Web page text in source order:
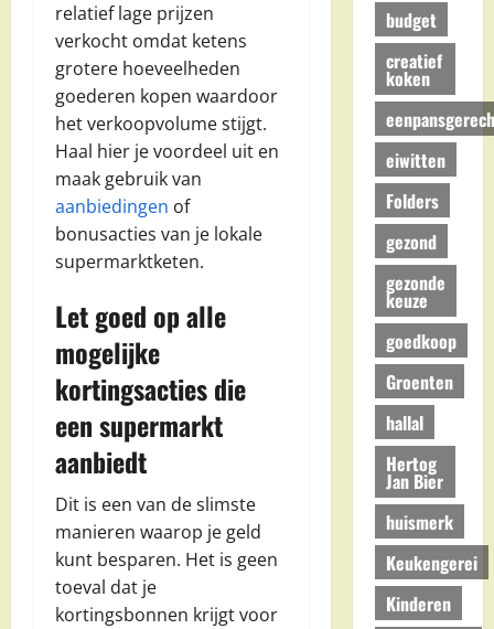
relatief lage prijzen
verkocht omdat ketens
grotere hoeveelheden
goederen kopen waardoor
het verkoopvolume stijgt.
Haal hier je voordeel uit en
maak gebruik van
aanbiedingen of
bonusacties van je lokale
supermarktketen.
Let goed op alle
mogelijke
kortingsacties die
een supermarkt
aanbiedt
Dit is een van de slimste
manieren waarop je geld
kunt besparen. Het is geen
toeval dat je
kortingsbonnen krijgt voor
budget
creatief
koken
eiwitten
Folders
gezond
gezonde
keuze
goedkoop
Groenten
hallal
Hertog
Jan Bier
huismerk
Keukengerei
Kinderen